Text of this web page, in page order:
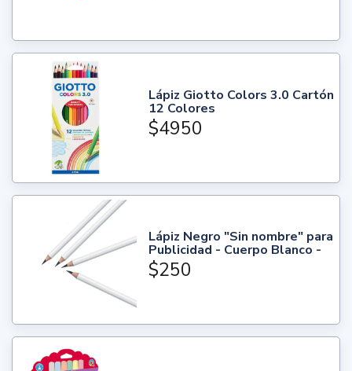
Lápiz Giotto Colors 3.0 Cartón
12 Colores
$4950
Lápiz Negro "Sin nombre" para
Publicidad - Cuerpo Blanco -
$250